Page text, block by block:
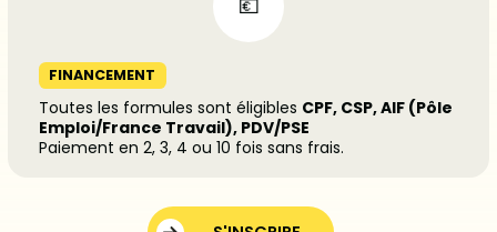
FINANCEMENT
Toutes les formules sont éligibles CPF, CSP, AIF (Pôle
Emploi/France Travail), PDV/PSE
Paiement en 2, 3, 4 ou 10 fois sans frais.